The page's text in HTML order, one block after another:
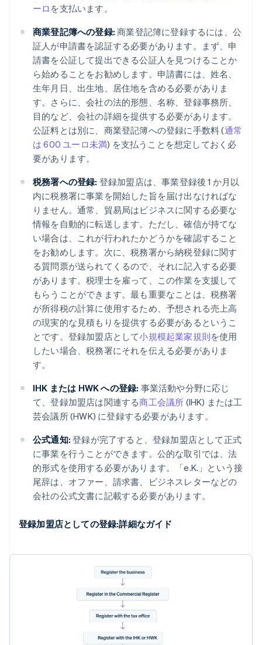
ーロ を支払います。
商業登記簿への登録: 商業登記簿に登録するには、公
証人が申請書を認証する必要があります。まず、申
請書を公証して提出できる公証人を見つけることか
ら始めることをお勧めします。申請書には、姓名、
生年月日、出生地、居住地を含める必要がありま
す。さらに、会社の法的形態、名称、登録事務所、
目的など、会社の詳細を提供する必要があります。
公証料とは別に、商業登記簿への登録に手数料 (通常
は 600 ユーロ未満) を支払うことを想定しておく必
要があります。
税務署への登録: 登録加盟店は、事業登録後 1 か月以
内に税務署に事業を開始した旨を届け出なければな
りません。通常、貿易局はビジネスに関する必要な
情報を自動的に転送します。ただし、確信が持てな
い場合は、これが行われたかどうかを確認すること
をお勧めします。次に、税務署から納税登録に関す
る質問票が送られてくるので、それに記入する必要
があります。税理士を雇って、この作業を支援して
もらうことができます。最も重要なことは、税務署
が所得税の計算に使用するため、予想される売上高
の現実的な見積もりを提供する必要があるというこ
とです。登録加盟店として小規模起業家規則を使用
したい場合、税務署にそれを伝える必要がありま
す。
IHK または HWK への登録: 事業活動や分野に応じ
て、登録加盟店は関連する商工会議所 (IHK) または工
芸会議所 (HWK) に登録する必要があります。
公式通知: 登録が完了すると、登録加盟店として正式
に事業を行うことができます。公的な取引では、法
的形式を使用する必要があります。「e.K.」という接
尾辞は、オファー、請求書、ビジネスレターなどの
会社の公式文書に記載する必要があります。
登録加盟店としての登録:詳細なガイド